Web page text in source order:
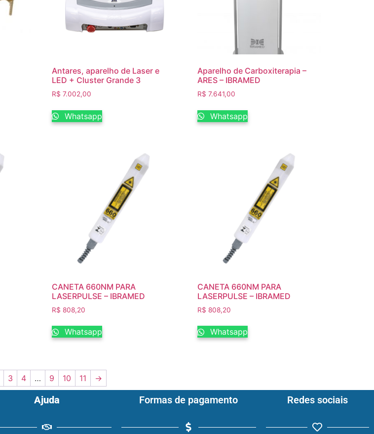
Antares, aparelho de Laser e
LED + Cluster Grande 3
R$ 7.002,00
Whatsapp
Aparelho de Carboxiterapia –
ARES – IBRAMED
R$ 7.641,00
Whatsapp
CANETA 660NM PARA
LASERPULSE – IBRAMED
R$ 808,20
Whatsapp
CANETA 660NM PARA
LASERPULSE – IBRAMED
R$ 808,20
Whatsapp
3 4 … 9 10 11 →
Ajuda Formas de pagamento Redes sociais